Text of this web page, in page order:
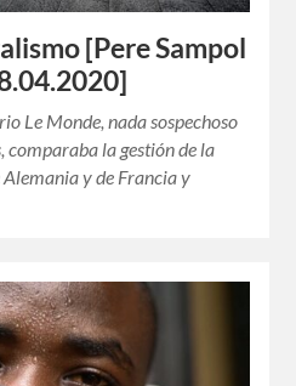
[Pere Sampol
Le Monde, nada sospechoso
comparaba la gestión de la
y de Francia y